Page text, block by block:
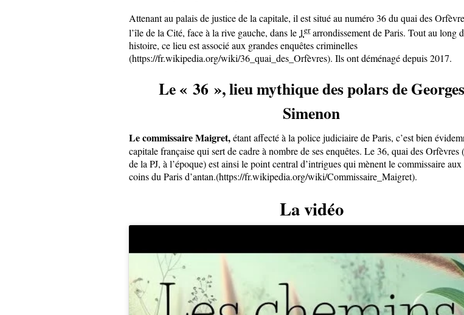
Attenant au palais de justice de la capitale, il est situé au numéro 36 du quai des
l’île de la Cité, face à la rive gauche, dans le 1erarrondissement de Paris. Tout au long
histoire, ce lieu est associé aux grandes enquêtes criminelles
(https://fr.wikipedia.org/wiki/36_quai_des_Orfèvres). Ils ont déménagé depuis 2017.
Le « 36 », lieu mythique des polars de Georges
Simenon
Le commissaire Maigret,étant affecté à la police judiciaire de Paris, c’est bien
capitale française qui sert de cadre à nombre de ses enquêtes. Le 36, quai des Orfèvres
de la PJ, à l’époque) est ainsi le point central d’intrigues qui mènent le commissaire
coins du Paris d’antan.(https://fr.wikipedia.org/wiki/Commissaire_Maigret).
La vidéo